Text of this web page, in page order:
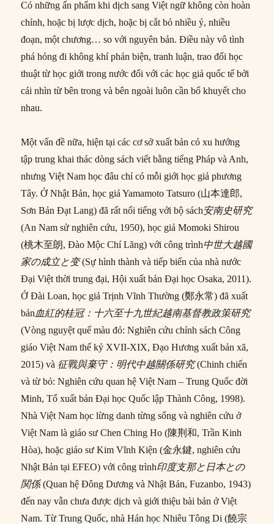
Có những ấn phẩm khi dịch sang Việt ngữ không còn hoàn
chỉnh, hoặc bị lược dịch, hoặc bị cắt bỏ nhiều ý, nhiều
đoạn, một chương… so với nguyên bản. Điều này vô tình
phá hỏng đi không khí phản biện, tranh luận, trao đổi học
thuật từ học giới trong nước đối với các học giả quốc tế bởi
cái nhìn từ bên trong và bên ngoài luôn cần bổ khuyết cho
nhau.
Một vấn đề nữa, hiện tại các cơ sở xuất bản có xu hướng
tập trung khai thác dòng sách viết bằng tiếng Pháp và Anh,
nhưng Việt Nam học đâu chỉ có mỗi giới học giả phương
Tây. Ở Nhật Bản, học giả Yamamoto Tatsuro (山本達郎,
Sơn Bản Đạt Lang) đã rất nổi tiếng với bộ sách安南史研究
(An Nam sử nghiên cứu, 1950), học giả Momoki Shirou
(桃木至朗, Đào Mộc Chí Lãng) với công trình中世大越國
家の成立と变(Sự hình thành và tiếp biến của nhà nước
Đại Việt thời trung đại, Hội xuất bản Đại học Osaka, 2011).
Ở Đài Loan, học giả Trịnh Vĩnh Thường (鄭永常) đã xuất
bản血紅的桂冠：十六至十九世紀越南基督教政策研究
(Vòng nguyệt quế màu đỏ: Nghiên cứu chính sách Công
giáo Việt Nam thế kỷ XVII-XIX, Đạo Hương xuất bản xã,
2015) và 征戰與棄守：明代中越關係研究(Chinh chiến
và từ bỏ: Nghiên cứu quan hệ Việt Nam – Trung Quốc đời
Minh, Tổ xuất bản Đại học Quốc lập Thành Công, 1998).
Nhà Việt Nam học lừng danh từng sống và nghiên cứu ở
Việt Nam là giáo sư Chen Ching Ho (陳荆和, Trần Kinh
Hòa), hoặc giáo sư Kim Vĩnh Kiện (金永鍵, nghiên cứu
Nhật Bản tại EFEO) với công trình印度支那と日本との
関係(Quan hệ Đông Dương và Nhật Bản, Fuzanbo, 1943)
đến nay vẫn chưa được dịch và giới thiệu bài bản ở Việt
Nam. Từ Trung Quốc, nhà Hán học Nhiêu Tông Di (饒宗